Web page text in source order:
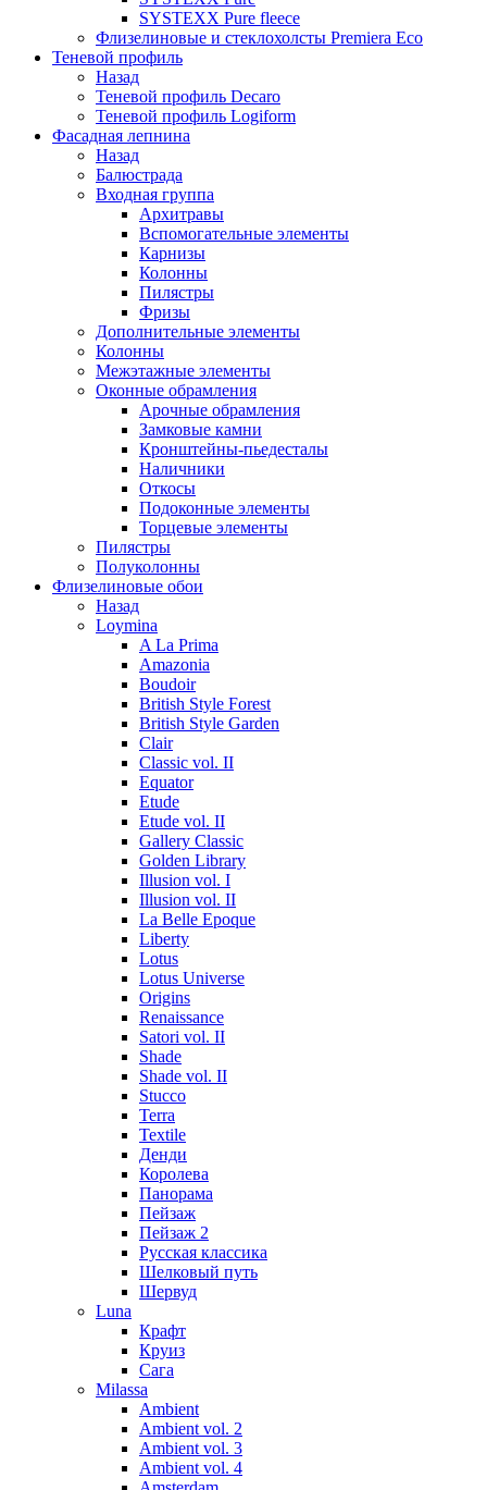
SYSTEXX Pure fleece
Флизелиновые и стеклохолсты Premiera Eco
Теневой профиль
Назад
Теневой профиль Decaro
Теневой профиль Logiform
Фасадная лепнина
Назад
Балюстрада
Входная группа
Архитравы
Вспомогательные элементы
Карнизы
Колонны
Пилястры
Фризы
Дополнительные элементы
Колонны
Межэтажные элементы
Оконные обрамления
Арочные обрамления
Замковые камни
Кронштейны-пьедесталы
Наличники
Откосы
Подоконные элементы
Торцевые элементы
Пилястры
Полуколонны
Флизелиновые обои
Назад
Loymina
A La Prima
Amazonia
Boudoir
British Style Forest
British Style Garden
Clair
Classic vol. II
Equator
Etude
Etude vol. II
Gallery Classic
Golden Library
Illusion vol. I
Illusion vol. II
La Belle Epoque
Liberty
Lotus
Lotus Universe
Origins
Renaissance
Satori vol. II
Shade
Shade vol. II
Stucco
Terra
Textile
Денди
Королева
Панорама
Пейзаж
Пейзаж 2
Русская классика
Шелковый путь
Шервуд
Luna
Крафт
Круиз
Сага
Milassa
Ambient
Ambient vol. 2
Ambient vol. 3
Ambient vol. 4